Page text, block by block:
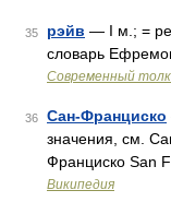
35 рэйв — I м.; =
словарь
Современный
36 Сан-Франциско
значения, см.
Франциско San
Википедия